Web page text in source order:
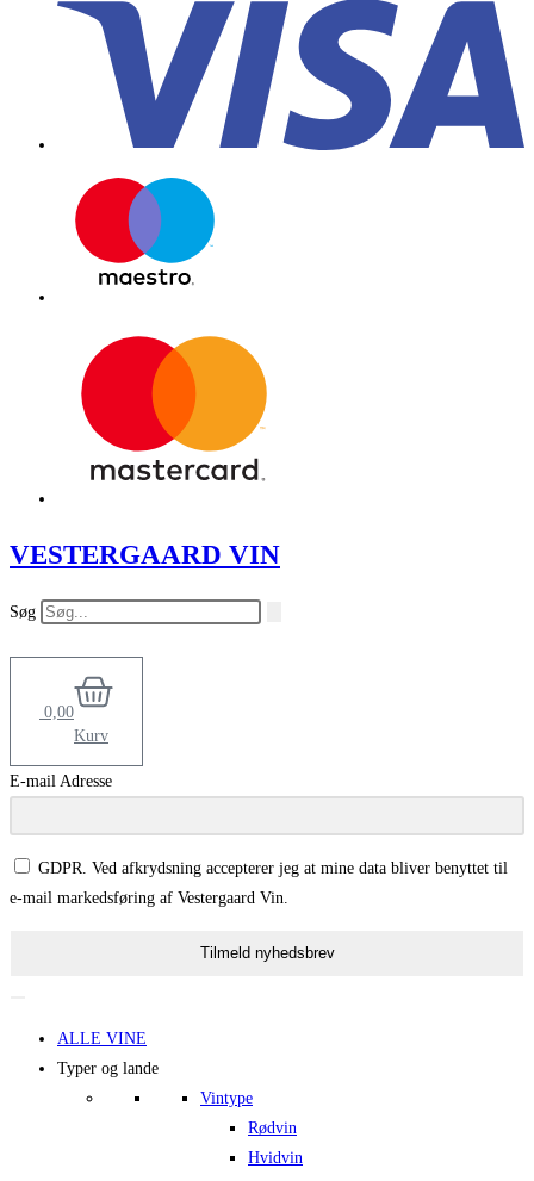
VESTERGAARD VIN
Søg
0,00
Kurv
E-mail Adresse
GDPR. Ved afkrydsning accepterer jeg at mine data bliver benyttet til
e-mail markedsføring af Vestergaard Vin.
Tilmeld nyhedsbrev
ALLE VINE
Typer og lande
Vintype
Rødvin
Hvidvin